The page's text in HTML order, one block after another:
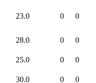
23.0 0 0
28.0 0
0
25.0 0
0
30.0 0
0